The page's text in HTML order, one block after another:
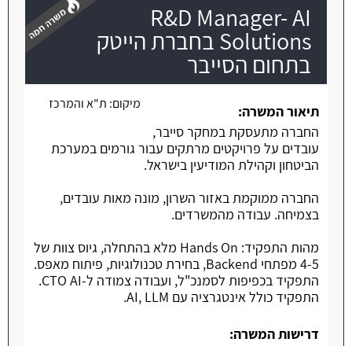
R&D Manager- AI
Solutions בחברת הייטק
בתחום הסייבר
משרה חמה
מיקום: ת"א והמרכז
תיאור המשרה:
החברה מתעסקת במחקר סייבר,
עובדים על פרויקטים מרתקים עבור גורמים במערכת
הביטחון וקהילת המודיעין בישראל.
החברה ממוקמת באזור השרון, מונה מאות עובדים,
בצמיחה. עבודה מהמשרדים.
מהות התפקיד: Hands On מלא בהתחלה, גיוס צוות של
4-5 מפתחי Backend, בחירת טכנולוגיות, פיתוח מאפס.
התפקיד בכפיפות לסמנכ"ל, ועבודה צמודה ל-CTO AI.
התפקיד כולל אינטגרציה עם AI, LLM.
דרישות המשרה: